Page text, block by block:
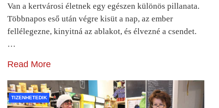
Van a kertvárosi életnek egy egészen különös pillanata.
Többnapos eső után végre kisüt a nap, az ember
fellélegezne, kinyitná az ablakot, és élvezné a csendet.
…
Read More
TIZENHETEDIK